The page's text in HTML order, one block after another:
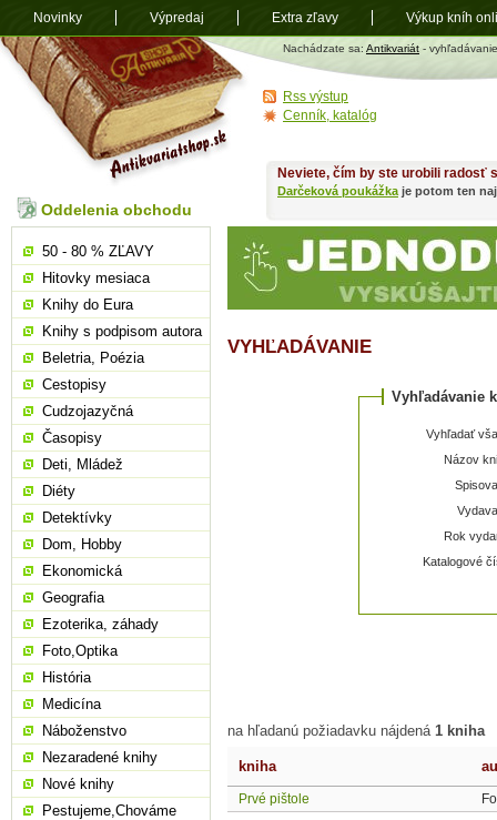
Antikvariát
shop.sk
Nachádzate sa: Antikvariát - vyhľadávanie
VYHĽADÁVANIE
Vyhľadávanie
Vyhľadať
Názov
Rok
Katalogové
na hľadanú požiadavku nájdená 1 kniha
kniha
Prvé pištole
Neviete, čím by ste urobili radosť
Darčeková poukážka je potom ten
Oddelenia obchodu
50 - 80 % ZĽAVY
Hitovky mesiaca
Knihy do Eura
Knihy s podpisom autora
Beletria, Poézia
Cestopisy
Cudzojazyčná
Časopisy
Deti, Mládež
Diéty
Detektívky
Dom, Hobby
Ekonomická
Geografia
Ezoterika, záhady
Foto,Optika
História
Medicína
Náboženstvo
Nezaradené knihy
Nové knihy
Pestujeme,Chováme
Rss výstup
Cenník, katalóg
Novinky Výpredaj Extra zľavy Výkup kníh